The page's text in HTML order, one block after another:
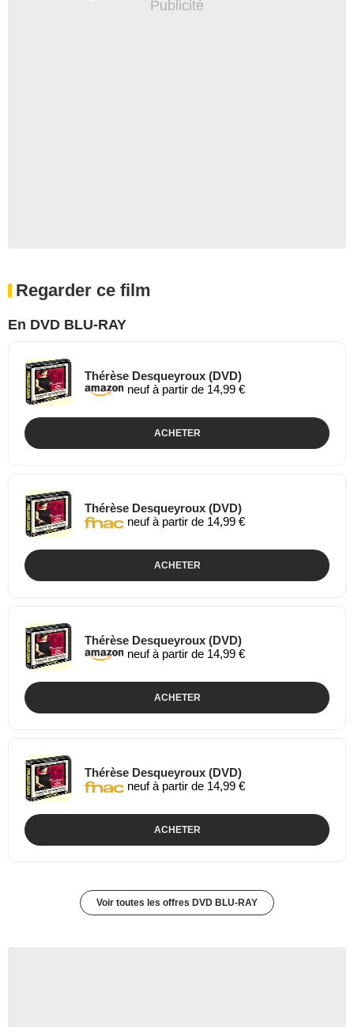
Regarder ce film
En DVD BLU-RAY
Thérèse Desqueyroux (DVD)
neuf à partir de 14,99 €
ACHETER
Thérèse Desqueyroux (DVD)
neuf à partir de 14,99 €
ACHETER
Thérèse Desqueyroux (DVD)
neuf à partir de 14,99 €
ACHETER
Thérèse Desqueyroux (DVD)
neuf à partir de 14,99 €
ACHETER
Voir toutes les offres DVD BLU-RAY